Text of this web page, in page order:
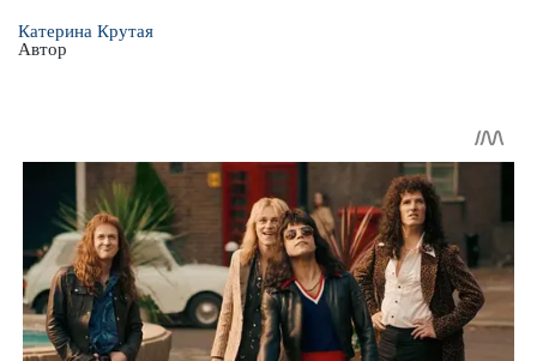
Катерина Крутая
Автор